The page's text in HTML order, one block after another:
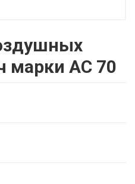
марки АС 70